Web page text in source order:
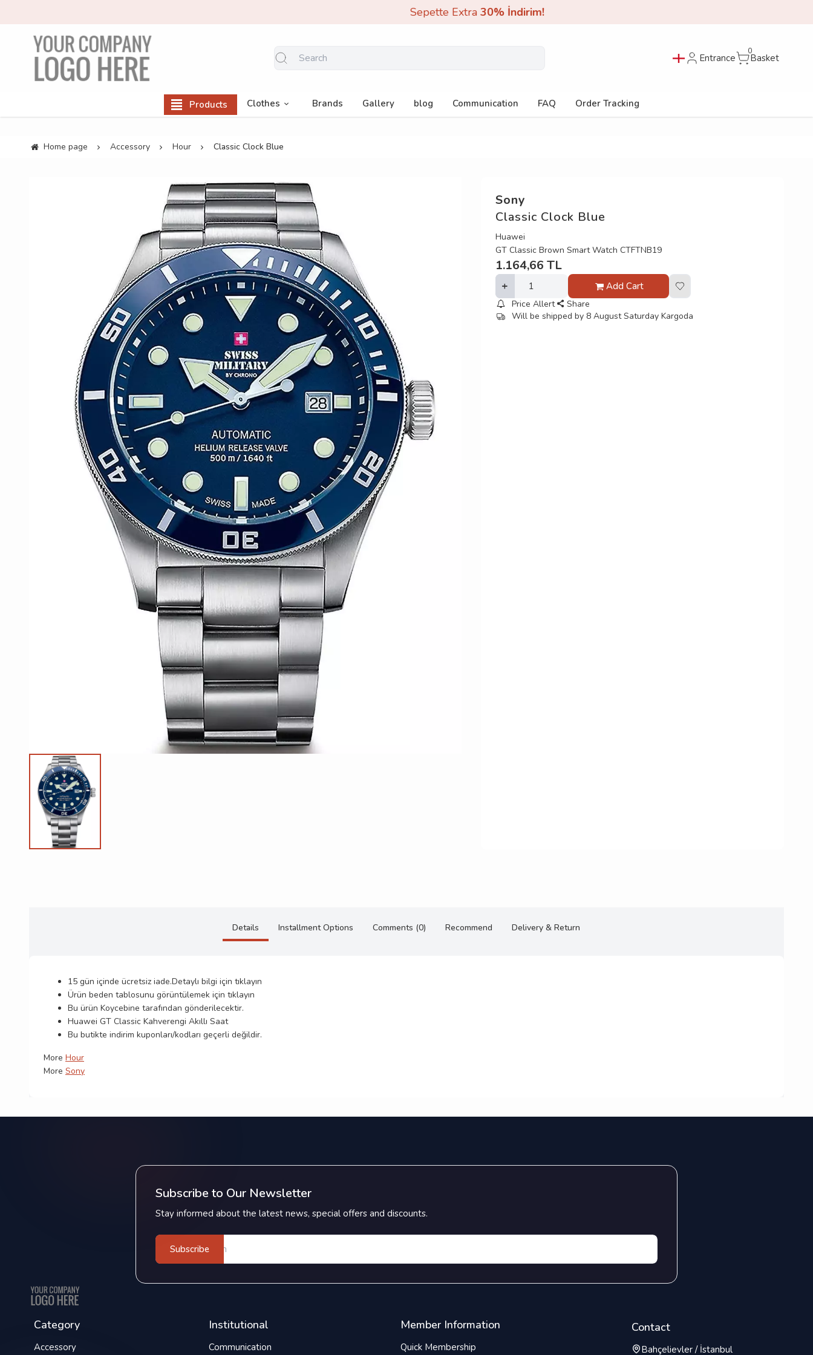
30% İndirim!
Entrance
0
Basket
Products Clothes Brands Gallery blog Communication FAQ Order Tracking
Home page Accessory Hour Classic Clock Blue
Sony
Classic Clock Blue
Huawei
GT Classic Brown Smart Watch CTFTNB19
1.164,66 TL
Add Cart
Price Allert
Share
Will be shipped by 8 August Saturday Kargoda
Details Installment Options Comments (0) Recommend Delivery & Return
15 gün içinde ücretsiz iade.Detaylı bilgi için tıklayın
Ürün beden tablosunu görüntülemek için tıklayın
Bu ürün Koycebine tarafından gönderilecektir.
Huawei GT Classic Kahverengi Akıllı Saat
Bu butikte indirim kuponları/kodları geçerli değildir.
More Hour
More Sony
Subscribe to Our Newsletter
Stay informed about the latest news, special offers and discounts.
Subscribe
Category
Accessory
Institutional
Communication
Member Information
Quick Membership
Contact
Bahçelievler / İstanbul